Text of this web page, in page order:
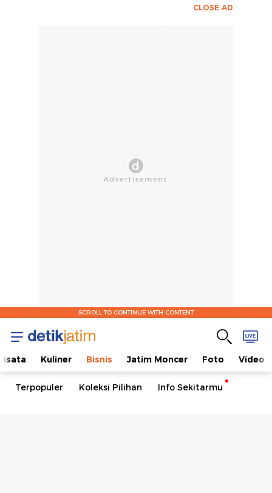
CLOSE AD
SCROLL TO CONTINUE WITH CONTENT
Kuliner Bisnis Jatim Moncer Foto Video
Terpopuler Koleksi Pilihan Info Sekitarmu